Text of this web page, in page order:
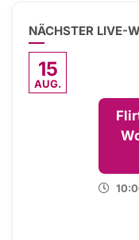
NÄCHSTER LIVE-
15
AUG.